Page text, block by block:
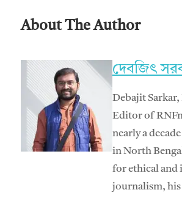
About The Author
দেবজিৎ
Debajit
Editor of
nearly a
in North
for ethical and
journalism, his